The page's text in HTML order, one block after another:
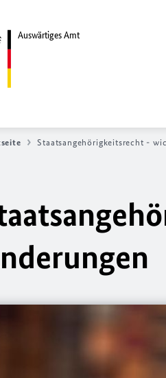
Auswärtiges Amt
Staatsangehörigkeitsrecht -